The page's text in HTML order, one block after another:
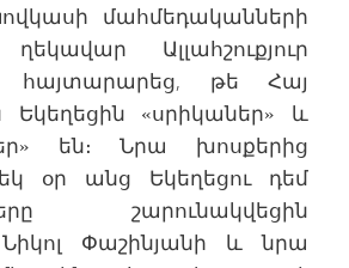
մահմեդականների
ղեկավար Ալլահշուքյուր
հայտարարեց, թե Հայ
Եկեղեցին «սրիկաներ» և
են։ Նրա խոսքերից
օր անց Եկեղեցու դեմ
շարունակվեցին
Փաշինյանի և նրա